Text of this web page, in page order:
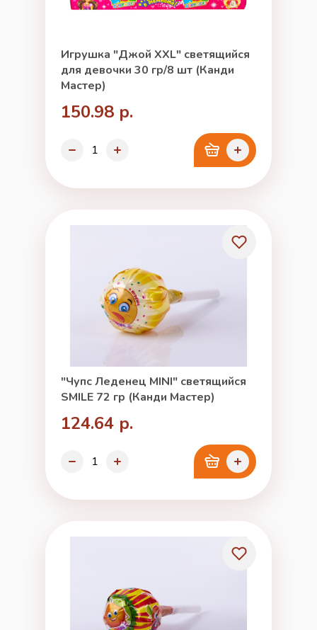
Игрушка "Джой XXL" светящийся
для девочки 30 гр/8 шт (Канди
Мастер)
150.98 р.
"Чупс Леденец MINI" светящийся
SMILE 72 гр (Канди Мастер)
124.64 р.